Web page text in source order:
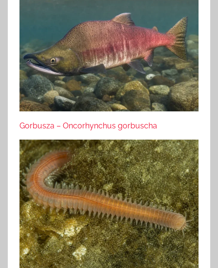
Gorbusza – Oncorhynchus gorbuscha